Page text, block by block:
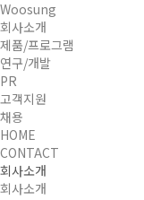
Woosung
회사소개
제품/프로그램
연구/개발
PR
고객지원
채용
HOME
CONTACT
회사소개
회사소개